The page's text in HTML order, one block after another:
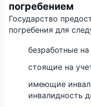
погребением
Государство
погребения для
безработные
стоящие на
имеющие
инвалидность